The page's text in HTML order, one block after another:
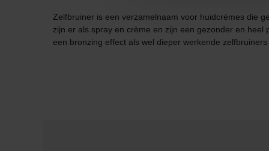
Zelfbruiner is een verzamelnaam voor huidcrèmes die
zijn er als spray en crème en zijn een gezonder en
een bronzing effect als wel dieper werkende